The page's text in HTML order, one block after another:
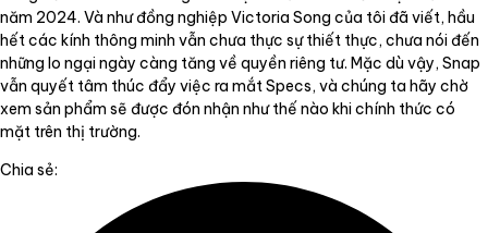
năm 2024. Và như đồng nghiệp Victoria Song của tôi đã viết, hầu
hết các kính thông minh vẫn chưa thực sự thiết thực, chưa nói đến
những lo ngại ngày càng tăng về quyền riêng tư. Mặc dù vậy, Snap
vẫn quyết tâm thúc đẩy việc ra mắt Specs, và chúng ta hãy chờ
xem sản phẩm sẽ được đón nhận như thế nào khi chính thức có
mặt trên thị trường.
Chia sẻ: